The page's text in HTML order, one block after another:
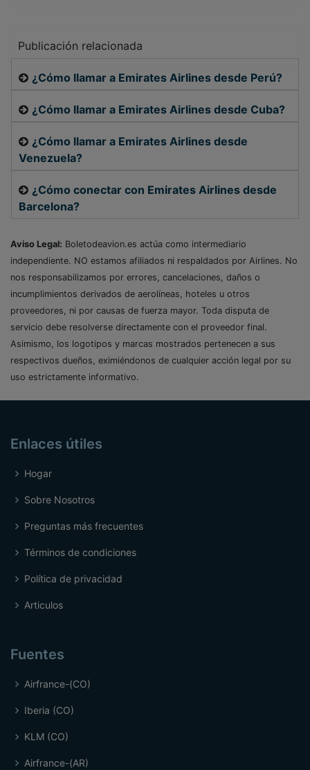
Publicación relacionada
¿Cómo llamar a Emirates Airlines desde Perú?
¿Cómo llamar a Emirates Airlines desde Cuba?
¿Cómo llamar a Emirates Airlines desde
Venezuela?
¿Cómo conectar con Emirates Airlines desde
Barcelona?
Aviso Legal: Boletodeavion.es actúa como intermediario
independiente. NO estamos afiliados ni respaldados por Airlines. No
nos responsabilizamos por errores, cancelaciones, daños o
incumplimientos derivados de aerolíneas, hoteles u otros
proveedores, ni por causas de fuerza mayor. Toda disputa de
servicio debe resolverse directamente con el proveedor final.
Asimismo, los logotipos y marcas mostrados pertenecen a sus
respectivos dueños, eximiéndonos de cualquier acción legal por su
uso estrictamente informativo.
Enlaces útiles
Hogar
Sobre Nosotros
Preguntas más frecuentes
Términos de condiciones
Política de privacidad
Articulos
Fuentes
Airfrance-(CO)
Iberia (CO)
KLM (CO)
Airfrance-(AR)